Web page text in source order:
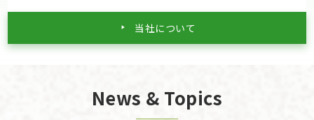
当社について
News & Topics